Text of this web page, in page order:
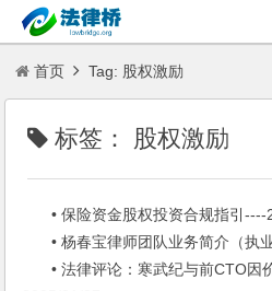
首页 Tag: 股权激励
标签： 股权激励
• 保险资金股权投资合规指引----
• 杨春宝律师团队业务简介（执
• 法律评论：寒武纪与前CTO因